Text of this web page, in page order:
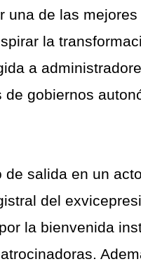
una de las
la
a
gobiernos
salida en un
del
la bienvenida